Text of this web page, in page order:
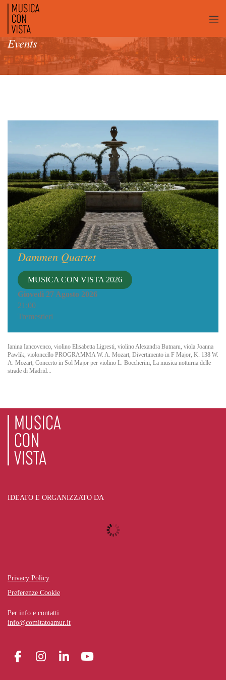
Events
Dammen Quartet
MUSICA CON VISTA 2026
Giovedì 27 Agosto 2026
21:00
Tremestieri
Ianina Iancovenco, violino Elisabetta Ligresti, violino Alexandra Butnaru, viola Joanna
Pawlik, violoncello PROGRAMMA W. A. Mozart, Divertimento in F Major, K. 138 W.
A. Mozart, Concerto in Sol Major per violino L. Boccherini, La musica notturna delle
strade di Madrid...
IDEATO E ORGANIZZATO DA
Privacy Policy
Preferenze Cookie
Per info e contatti
info@comitatoamur.it